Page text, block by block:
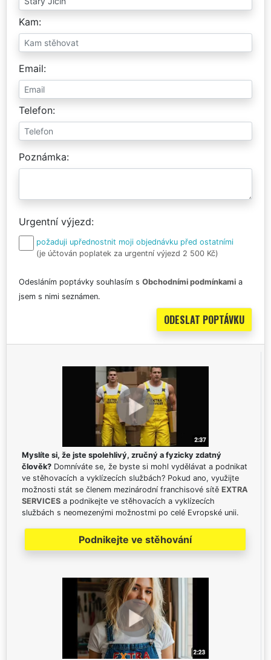
Kam
Email
Telefon
Poznámka
Urgentní výjezd
požaduji upřednostnit moji objednávku před ostatními
(je účtován poplatek za urgentní výjezd 2 500 Kč)
Odesláním poptávky souhlasím s Obchodními podmínkami a
jsem s nimi seznámen.
Myslíte si, že jste spolehlivý, zručný a fyzicky zdatný
člověk? Domníváte se, že byste si mohl vydělávat a podnikat
ve stěhovacích a vyklízecích službách? Pokud ano, využijte
možnosti stát se členem mezinárodní franchisové sítě EXTRA
SERVICES a podnikejte ve stěhovacích a vyklízecích
službách s neomezenými možnostmi po celé Evropské unii.
Podnikejte ve stěhování